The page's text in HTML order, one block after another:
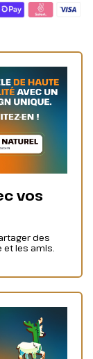
vos
des
et les amis.